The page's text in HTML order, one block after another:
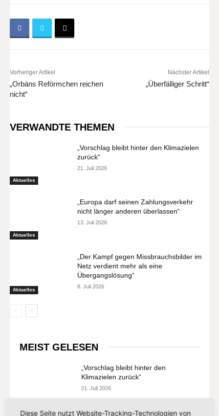
Vorheriger Artikel
„Orbáns Reförmchen reichen
nicht“
Nächster Artikel
„Überfälliger Schritt“
VERWANDTE THEMEN
Aktuelles
„Vorschlag bleibt hinter den Klimazielen
zurück“
21. Juli 2026
Aktuelles
„Europa darf seinen Zahlungsverkehr
nicht länger anderen überlassen“
13. Juli 2026
Aktuelles
„Der Kampf gegen Missbrauchsbilder im
Netz verdient mehr als eine
Übergangslösung“
8. Juli 2026
MEIST GELESEN
„Vorschlag bleibt hinter den
Klimazielen zurück“
21. Juli 2026
Diese Seite nutzt Website-Tracking-Technologien von